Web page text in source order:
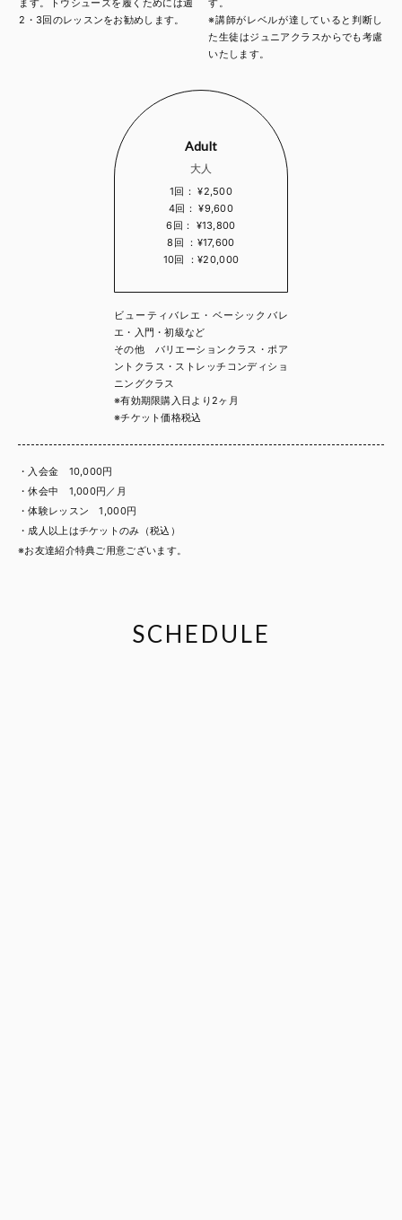
ます。トウシューズを履くためには週
2・3回のレッスンをお勧めします。
す。
※講師がレベルが達していると判断し
た生徒はジュニアクラスからでも考慮
いたします。
Adult
大人
1回： ¥2,500
4回： ¥9,600
6回： ¥13,800
8回 ：¥17,600
10回 ：¥20,000
ビューティバレエ・ベーシックバレ
エ・入門・初級など
その他 バリエーションクラス・ポア
ントクラス・ストレッチコンディショ
ニングクラス
※有効期限購入日より2ヶ月
※チケット価格税込
・入会金 10,000円
・休会中 1,000円／月
・体験レッスン 1,000円
・成人以上はチケットのみ（税込）
※お友達紹介特典ご用意ございます。
SCHEDULE